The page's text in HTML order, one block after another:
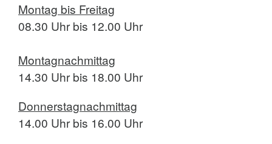
Montag bis Freitag
08.30 Uhr bis 12.00 Uhr
Montagnachmittag
14.30 Uhr bis 18.00 Uhr
Donnerstagnachmittag
14.00 Uhr bis 16.00 Uhr